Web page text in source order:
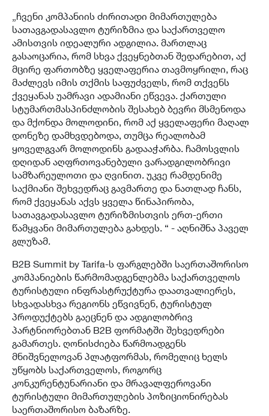
„ჩვენი კომპანიის ძირითადი მიმართულება
სათავგადასავლო ტურიზმია და საქართველო
ამისთვის იდეალური ადგილია. მართლაც
გასაოცარია, რომ სხვა ქვეყნებთან შედარებით, აქ
მცირე ფართობზე ყველაფერია თავმოყრილი, რაც
მაძლევს იმის თქმის საფუძველს, რომ თქვენს
ქვეყანას უამრავი ადამიანი ეწვევა. ქართული
სტუმართმასპინძლობის შესახებ ბევრი მსმენოდა
და მქონდა მოლოდინი, რომ აქ ყველაფერი მაღალ
დონეზე დამხვდებოდა, თუმცა რეალობამ
ყოველგვარ მოლოდინს გადააჭარბა. ჩამოსვლის
დღიდან აღფრთოვანებული ვარადგილობრივი
სამზარეულოთი და ღვინით. უკვე რამდენიმე
საქმიანი შეხვედრაც გავმართე და ნათლად ჩანს,
რომ ქვეყანას აქვს ყველა წინაპირობა,
სათავგადასავლო ტურიზმისთვის ერთ-ერთი
წამყვანი მიმართულება გახდეს. “ - აღნიშნა პაველ
გლუზამ.
B2B Summit by Tarifa-ს ფარგლებში საერთაშორისო
კომპანიების წარმომადგენლებმა საქართველოს
ტურისტული ინფრასტრუქტურა დაათვალიერეს,
სხვადასხვა რეგიონს ეწვივნენ, ტურისტულ
პროდუქტებს გაეცნენ და ადგილობრივ
პარტნიორებთან B2B ფორმატში შეხვედრები
გამართეს. ღონისძიება წარმოადგენს
მნიშვნელოვან პლატფორმას, რომელიც ხელს
უწყობს საქართველოს, როგორც
კონკურენტუნარიანი და მრავალფეროვანი
ტურისტული მიმართულების პოზიციონირებას
საერთაშორისო ბაზარზე.